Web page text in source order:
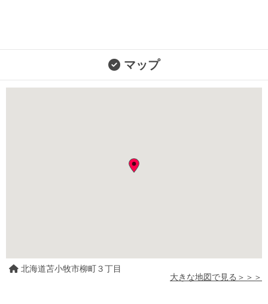
マップ
北海道苫小牧市柳町３丁目
大きな地図で見る＞＞＞